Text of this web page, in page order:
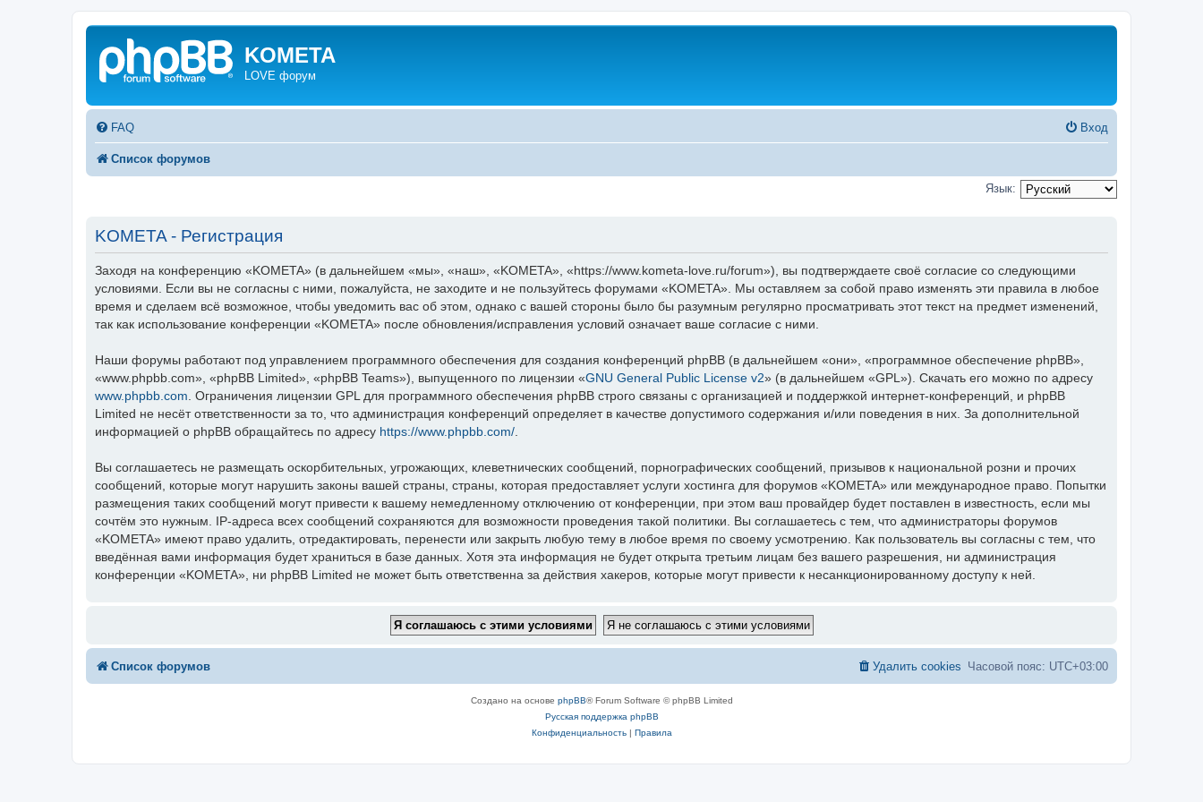
KOMETA
LOVE форум
FAQ Вход
Список форумов
Язык:
KOMETA - Регистрация
Заходя на конференцию «KOMETA» (в дальнейшем «мы», «наш», «KOMETA», «https://www.kometa-love.ru/forum»), вы подтверждаете своё согласие со следующими
условиями. Если вы не согласны с ними, пожалуйста, не заходите и не пользуйтесь форумами «KOMETA». Мы оставляем за собой право изменять эти правила в любое
время и сделаем всё возможное, чтобы уведомить вас об этом, однако с вашей стороны было бы разумным регулярно просматривать этот текст на предмет изменений,
так как использование конференции «KOMETA» после обновления/исправления условий означает ваше согласие с ними.
Наши форумы работают под управлением программного обеспечения для создания конференций phpBB (в дальнейшем «они», «программное обеспечение phpBB»,
«www.phpbb.com», «phpBB Limited», «phpBB Teams»), выпущенного по лицензии «GNU General Public License v2» (в дальнейшем «GPL»). Скачать его можно по адресу
www.phpbb.com. Ограничения лицензии GPL для программного обеспечения phpBB строго связаны с организацией и поддержкой интернет-конференций, и phpBB
Limited не несёт ответственности за то, что администрация конференций определяет в качестве допустимого содержания и/или поведения в них. За дополнительной
информацией о phpBB обращайтесь по адресу https://www.phpbb.com/.
Вы соглашаетесь не размещать оскорбительных, угрожающих, клеветнических сообщений, порнографических сообщений, призывов к национальной розни и прочих
сообщений, которые могут нарушить законы вашей страны, страны, которая предоставляет услуги хостинга для форумов «KOMETA» или международное право. Попытки
размещения таких сообщений могут привести к вашему немедленному отключению от конференции, при этом ваш провайдер будет поставлен в известность, если мы
сочтём это нужным. IP-адреса всех сообщений сохраняются для возможности проведения такой политики. Вы соглашаетесь с тем, что администраторы форумов
«KOMETA» имеют право удалить, отредактировать, перенести или закрыть любую тему в любое время по своему усмотрению. Как пользователь вы согласны с тем, что
введённая вами информация будет храниться в базе данных. Хотя эта информация не будет открыта третьим лицам без вашего разрешения, ни администрация
конференции «KOMETA», ни phpBB Limited не может быть ответственна за действия хакеров, которые могут привести к несанкционированному доступу к ней.
Список форумов Часовой пояс: UTC+03:00
Удалить cookies
Создано на основе phpBB® Forum Software © phpBB Limited
Русская поддержка phpBB
Конфиденциальность| Правила